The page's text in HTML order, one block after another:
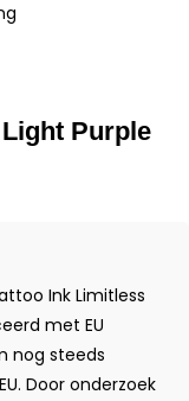
Purple
Ink Limitless
met EU
nog steeds
Door onderzoek